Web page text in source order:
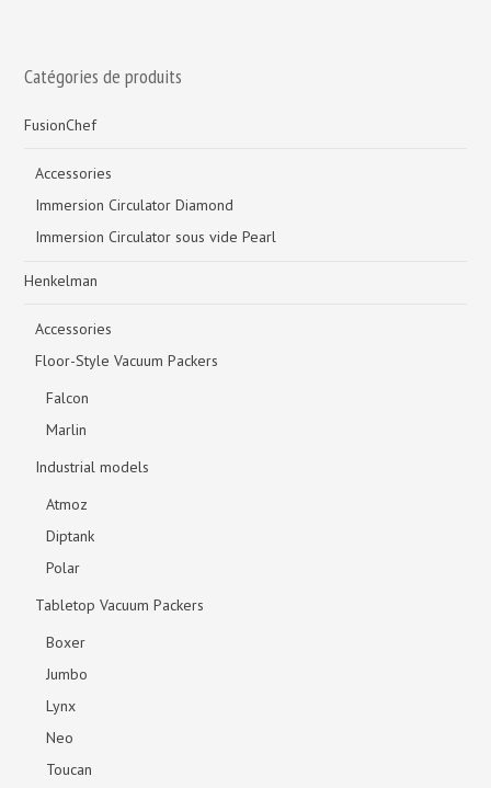
Catégories de produits
FusionChef
Accessories
Immersion Circulator Diamond
Immersion Circulator sous vide Pearl
Henkelman
Accessories
Floor-Style Vacuum Packers
Falcon
Marlin
Industrial models
Atmoz
Diptank
Polar
Tabletop Vacuum Packers
Boxer
Jumbo
Lynx
Neo
Toucan